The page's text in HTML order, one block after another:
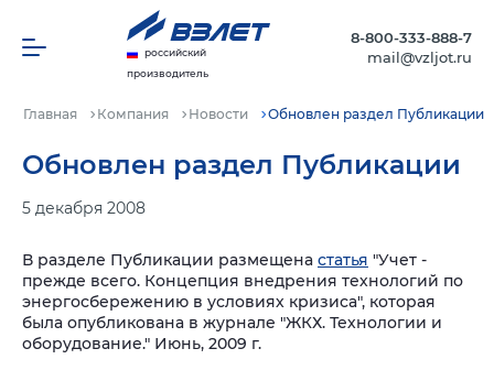
российский
производитель
8-800-333-888-7
mail@vzljot.ru
Главная Компания Новости Обновлен раздел Публикации
Обновлен раздел Публикации
5 декабря 2008
В разделе Публикации размещена статья "Учет -
прежде всего. Концепция внедрения технологий по
энергосбережению в условиях кризиса", которая
была опубликована в журнале "ЖКХ. Технологии и
оборудование." Июнь, 2009 г.